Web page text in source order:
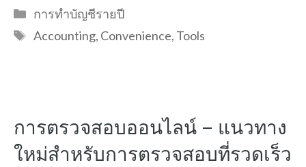
Categories
การทำบัญชีรายปี
Tags
Accounting, Convenience, Tools
การตรวจสอบออนไลน์ – แนวทาง
ใหม่สำหรับการตรวจสอบที่รวดเร็ว